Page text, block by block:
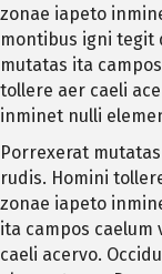
zonae iapeto
montibus igni tegit
mutatas ita
tollere aer caeli
inminet nulli
Porrexerat
rudis. Homini
zonae iapeto
ita campos
caeli acervo.